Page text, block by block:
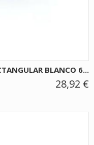
BLANCO 6...
28,92 €